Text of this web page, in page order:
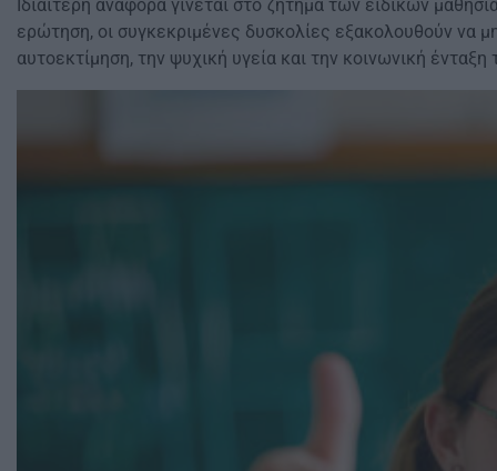
Ιδιαίτερη αναφορά γίνεται στο ζήτημα των ειδικών
ερώτηση, οι συγκεκριμένες δυσκολίες εξακολουθούν να
αυτοεκτίμηση, την ψυχική υγεία και την κοινωνική ένταξη